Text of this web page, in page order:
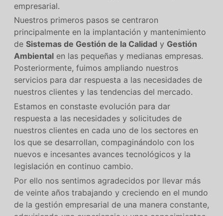
empresarial.
Nuestros primeros pasos se centraron
principalmente en la implantación y mantenimiento
de Sistemas de Gestión de la Calidad y Gestión
Ambientalen las pequeñas y medianas empresas.
Posteriormente, fuimos ampliando nuestros
servicios para dar respuesta a las necesidades de
nuestros clientes y las tendencias del mercado.
Estamos en constaste evolución para dar
respuesta a las necesidades y solicitudes de
nuestros clientes en cada uno de los sectores en
los que se desarrollan, compaginándolo con los
nuevos e incesantes avances tecnológicos y la
legislación en continuo cambio.
Por ello nos sentimos agradecidos por llevar más
de veinte años trabajando y creciendo en el mundo
de la gestión empresarial de una manera constante,